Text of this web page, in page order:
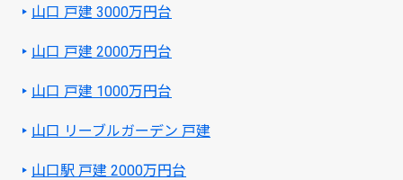
山口 戸建 3000万円台
山口 戸建 2000万円台
山口 戸建 1000万円台
山口 リーブルガーデン 戸建
山口駅 戸建 2000万円台